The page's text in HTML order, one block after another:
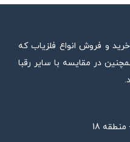
و فروش انواع فلزیاب که
در مقایسه با سایر رقبا
18